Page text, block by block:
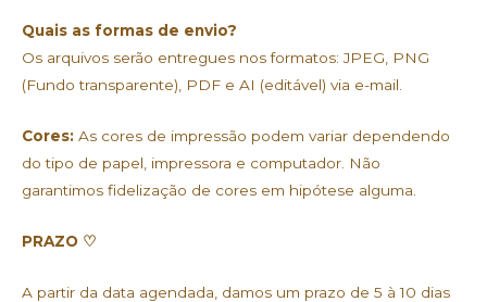
Quais as formas de envio?
Os arquivos serão entregues nos formatos: JPEG, PNG
(Fundo transparente), PDF e AI (editável) via e-mail.
Cores: As cores de impressão podem variar dependendo
do tipo de papel, impressora e computador. Não
garantimos fidelização de cores em hipótese alguma.
PRAZO ♡
A partir da data agendada, damos um prazo de 5 à 10 dias